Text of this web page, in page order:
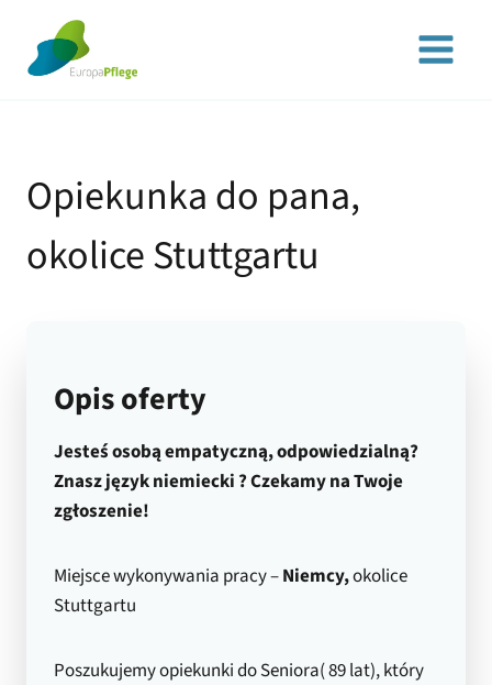
treści
Opiekunka do pana,
okolice Stuttgartu
Opis oferty
Jesteś osobą empatyczną, odpowiedzialną?
Znasz język niemiecki ? Czekamy na Twoje
zgłoszenie!
Miejsce wykonywania pracy –Niemcy,okolice
Stuttgartu
Poszukujemy opiekunki do Seniora( 89 lat), który